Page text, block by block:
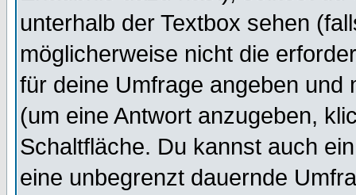
unterhalb der Textbox sehen
möglicherweise nicht die
für deine Umfrage angeben und
(um eine Antwort anzugeben,
Schaltfläche. Du kannst auch
eine unbegrenzt dauernde